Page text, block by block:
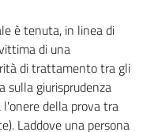
è tenuta, in linea di
di una
di trattamento tra gli
sulla giurisprudenza
l'onere della prova tra
Laddove una persona